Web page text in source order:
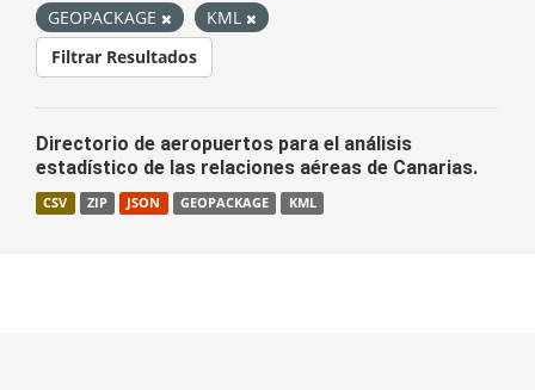
GEOPACKAGE
KML
Filtrar Resultados
Directorio de aeropuertos para el análisis
estadístico de las relaciones aéreas de Canarias.
CSV ZIP JSON GEOPACKAGE KML